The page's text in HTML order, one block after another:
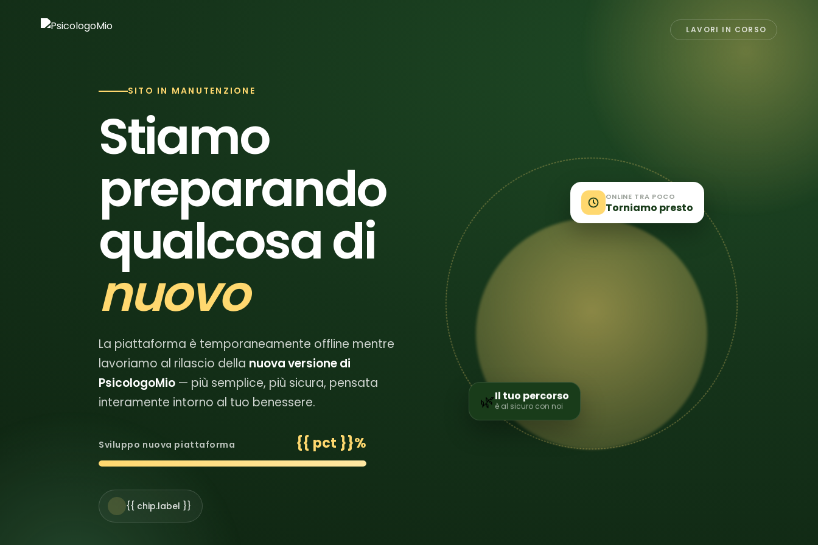
LAVORI IN CORSO
SITO IN MANUTENZIONE
Stiamo
preparando
qualcosa di
nuovo
La piattaforma è temporaneamente offline mentre
lavoriamo al rilascio della nuova versione di
PsicologoMio — più semplice, più sicura, pensata
interamente intorno al tuo benessere.
Sviluppo nuova piattaforma {{ pct }}%
{{ chip.label }}
ONLINE TRA POCO
Torniamo presto
🌿Il tuo percorso
è al sicuro con noi